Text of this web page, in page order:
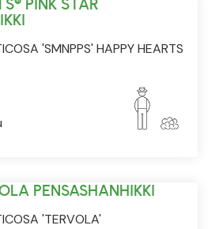
PINK STAR
'SMNPPS' HAPPY HEARTS
PENSASHANHIKKI
'TERVOLA'